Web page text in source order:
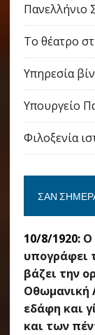
Πανελλήνιο
Το θέατρο
Υπηρεσία
Υπουργείο
Φιλοξενία
ΣΑΝ
10/8/1920: Ο
υπογράφει
βάζει την
Οθωμανική
εδάφη και
και των